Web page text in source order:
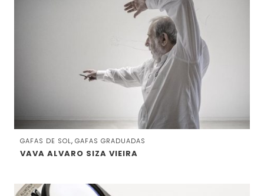
GAFAS DE SOL, GAFAS GRADUADAS
VAVA ALVARO SIZA VIEIRA